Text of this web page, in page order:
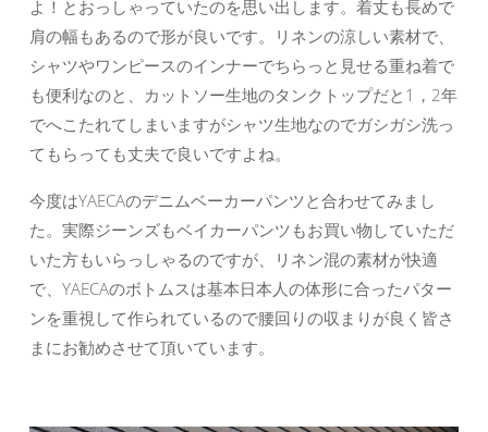
よ！とおっしゃっていたのを思い出します。着丈も長めで
肩の幅もあるので形が良いです。リネンの涼しい素材で、
シャツやワンピースのインナーでちらっと見せる重ね着で
も便利なのと、カットソー生地のタンクトップだと1，2年
でへこたれてしまいますがシャツ生地なのでガシガシ洗っ
てもらっても丈夫で良いですよね。
今度はYAECAのデニムベーカーパンツと合わせてみまし
た。実際ジーンズもベイカーパンツもお買い物していただ
いた方もいらっしゃるのですが、リネン混の素材が快適
で、YAECAのボトムスは基本日本人の体形に合ったパター
ンを重視して作られているので腰回りの収まりが良く皆さ
まにお勧めさせて頂いています。